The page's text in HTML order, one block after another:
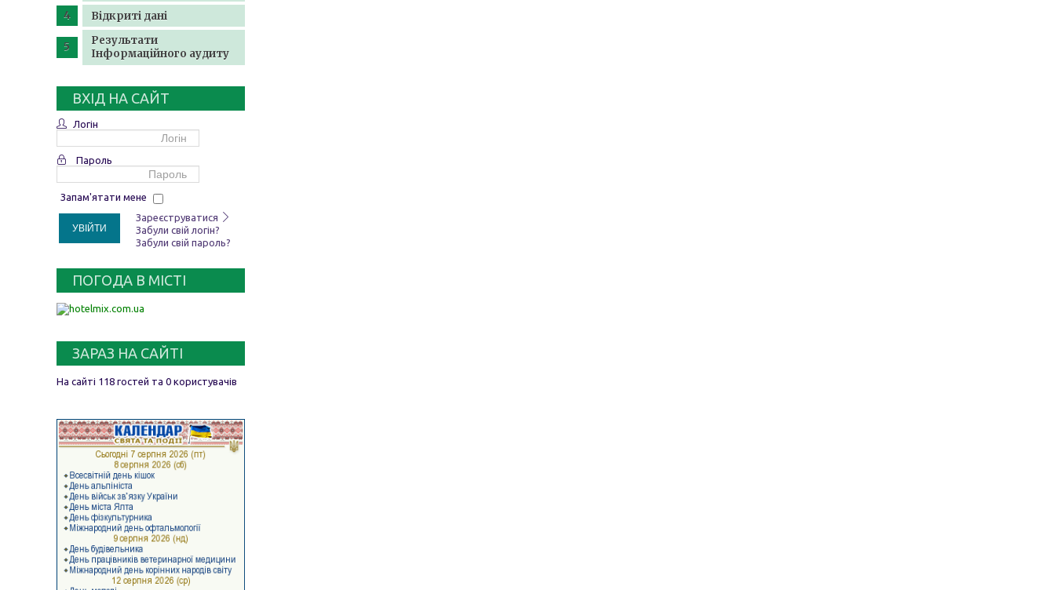
Відкриті дані
Результати
Інформаційного аудиту
ВХІД НА САЙТ
Логін
Пароль
Запам'ятати мене
УВІЙТИ
Зареєструватися
Забули свій логін?
Забули свій пароль?
ПОГОДА В МІСТІ
ЗАРАЗ НА САЙТІ
На сайті 118 гостей та 0 користувачів